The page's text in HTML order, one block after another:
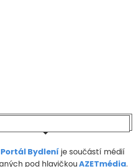
Portál Bydlení je součástí médií
pod hlavičkouAZETmédia.